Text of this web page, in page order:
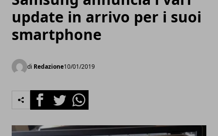
update in arrivo per i suoi
smartphone
di Redazione10/01/2019
FacebookTwitterWhatsapp